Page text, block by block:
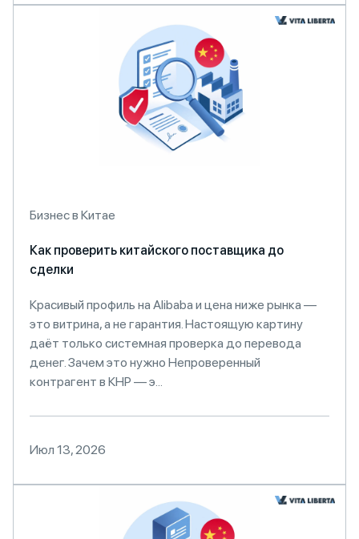
Бизнес в Китае
Как проверить китайского поставщика до
сделки
Красивый профиль на Alibaba и цена ниже рынка —
это витрина, а не гарантия. Настоящую картину
даёт только системная проверка до перевода
денег. Зачем это нужно Непроверенный
контрагент в КНР — э...
Июл 13, 2026